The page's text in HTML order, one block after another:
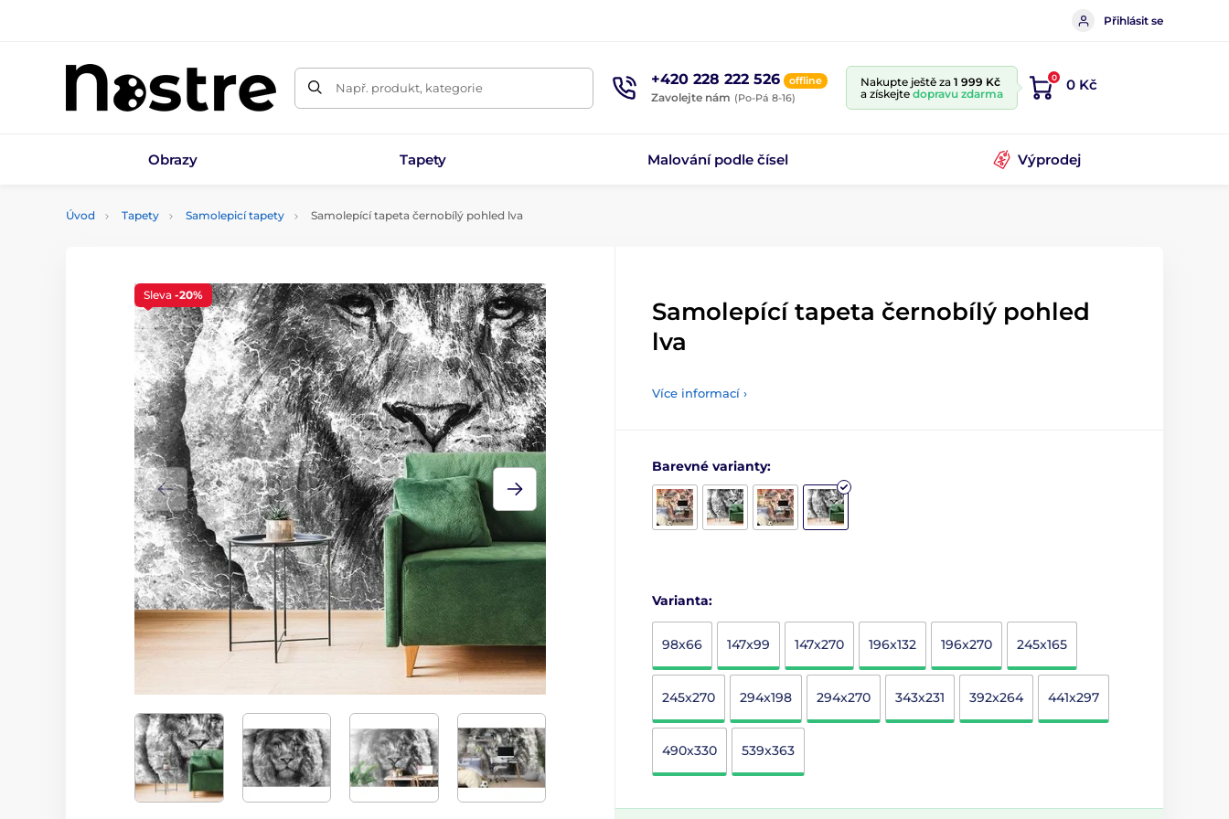
Přihlásit se
Např. produkt, kategorie +420 228 222 526 offline
Zavolejte nám (Po-Pá 8-16)
Nakupte ještě za 1 999 Kč
a získejte dopravu zdarma
0 0 Kč
Obrazy Tapety Malování podle čísel Výprodej
Úvod Tapety Samolepicí tapety Samolepící tapeta černobílý pohled lva
Sleva -20%
Samolepící tapeta černobílý pohled
lva
Více informací ›
Barevné varianty:
Varianta:
98x66 147x99 147x270 196x132 196x270 245x165
245x270 294x198 294x270 343x231 392x264 441x297
490x330 539x363